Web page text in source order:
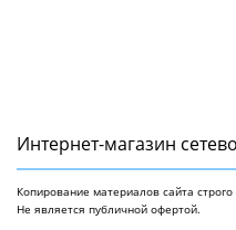
Интернет-магазин
Копирование материалов сайта
Не является публичной офертой.